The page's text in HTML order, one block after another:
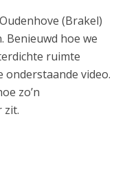
(Brakel)
Benieuwd hoe we
ruimte
onderstaande video.
zo’n
zit.